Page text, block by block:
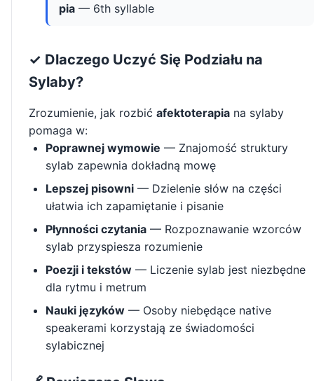
pia — 6th syllable
✓ Dlaczego Uczyć Się Podziału na
Sylaby?
Zrozumienie, jak rozbić afektoterapia na sylaby
pomaga w:
Poprawnej wymowie — Znajomość struktury
sylab zapewnia dokładną mowę
Lepszej pisowni — Dzielenie słów na części
ułatwia ich zapamiętanie i pisanie
Płynności czytania — Rozpoznawanie wzorców
sylab przyspiesza rozumienie
Poezji i tekstów — Liczenie sylab jest niezbędne
dla rytmu i metrum
Nauki języków — Osoby niebędące native
speakerami korzystają ze świadomości
sylabicznej